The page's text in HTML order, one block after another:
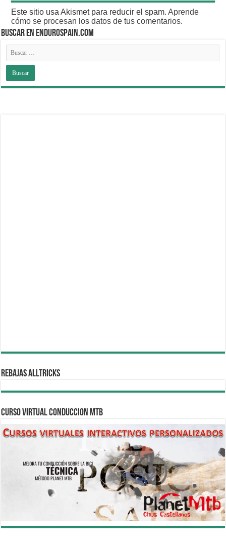
Este sitio usa Akismet para reducir el spam.Aprende
cómo se procesan los datos de tus comentarios.
BUSCAR EN ENDUROSPAIN.COM
REBAJAS ALLTRICKS
CURSO VIRTUAL CONDUCCION MTB